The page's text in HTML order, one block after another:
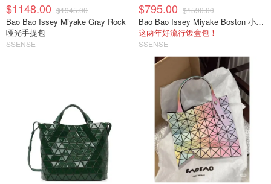
$1148.00 $1945.00
Bao Bao Issey Miyake Gray Rock
哑光手提包
SSENSE
$795.00 $1590.00
Bao Bao Issey Miyake Boston 小号手提包 米色
这两年好流行饭盒包！
SSENSE